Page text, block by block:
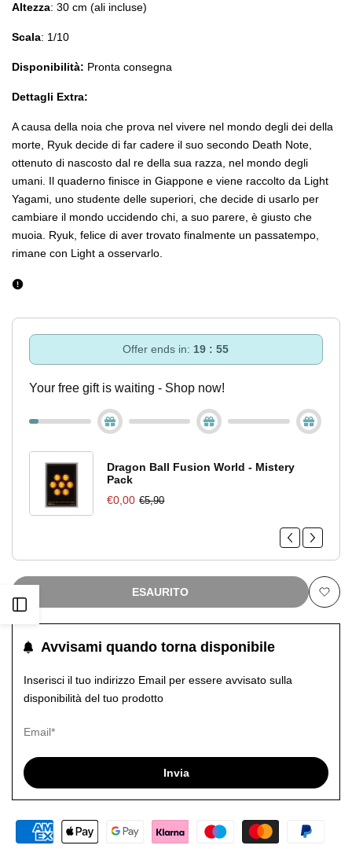
barra
laterale
Altezza: 30 cm (ali incluse)
Scala: 1/10
Disponibilità: Pronta consegna
Dettagli Extra:
A causa della noia che prova nel vivere nel mondo degli dei della
morte, Ryuk decide di far cadere il suo secondo Death Note,
ottenuto di nascosto dal re della sua razza, nel mondo degli
umani. Il quaderno finisce in Giappone e viene raccolto da Light
Yagami, uno studente delle superiori, che decide di usarlo per
cambiare il mondo uccidendo chi, a suo parere, è giusto che
muoia. Ryuk, felice di aver trovato finalmente un passatempo,
rimane con Light a osservarlo.
Offer ends in: 19 : 55
Your free gift is waiting - Shop now!
Dragon Ball Fusion World - Mistery
Pack
€0,00 €5,90
ESAURITO
Avvisami quando torna disponibile
Inserisci il tuo indirizzo Email per essere avvisato sulla
disponibilità del tuo prodotto
Invia